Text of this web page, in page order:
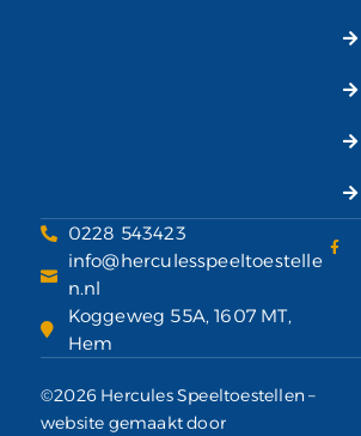
0228 543423
info@herculesspeeltoestelle
n.nl
Koggeweg 55A, 1607 MT,
Hem
©2026 Hercules Speeltoestellen –
website gemaakt door